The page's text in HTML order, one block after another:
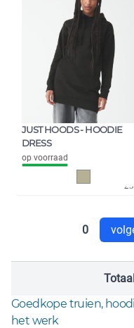
JUST HOODS - HOODIE
DRESS
op voorraad
0
Goedkope truien,
het werk